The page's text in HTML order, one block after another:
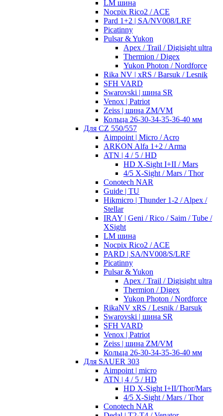
LM шина
Nocpix Rico2 / ACE
Pard 1+2 | SA/NV008/LRF
Picatinny
Pulsar & Yukon
Apex / Trail / Digisight ultra
Thermion / Digex
Yukon Photon / Nordforce
Rika NV | xRS / Barsuk / Lesnik
SFH VARD
Swarovski | шина SR
Venox | Patriot
Zeiss | шина ZM/VM
Кольца 26-30-34-35-36-40 мм
Для CZ 550/557
Aimpoint | Micro / Acro
ARKON Alfa 1+2 / Arma
ATN | 4 / 5 / HD
HD X-Sight I+II / Mars
4/5 X-Sight / Mars / Thor
Conotech NAR
Guide | TU
Hikmicro | Thunder 1-2 / Alpex /
Stellar
IRAY | Geni / Rico / Saim / Tube /
XSight
LM шина
Nocpix Rico2 / ACE
PARD | SA/NV008/S/LRF
Picatinny
Pulsar & Yukon
Apex / Trail / Digisight ultra
Thermion / Digex
Yukon Photon / Nordforce
RikaNV xRS / Lesnik / Barsuk
Swarovski | шина SR
SFH VARD
Venox | Patriot
Zeiss | шина ZM/VM
Кольца 26-30-34-35-36-40 мм
Для SAUER 303
Aimpoint | micro
ATN | 4 / 5 / HD
HD X-Sight I+II/Thor/Mars
4/5 X-Sight / Mars / Thor
Conotech NAR